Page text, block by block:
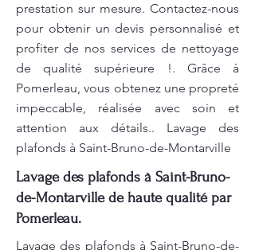
prestation sur mesure. Contactez-nous
pour obtenir un devis personnalisé et
profiter de nos services de nettoyage
de qualité supérieure !. Grâce à
Pomerleau, vous obtenez une propreté
impeccable, réalisée avec soin et
attention aux détails.. Lavage des
plafonds à Saint-Bruno-de-Montarville
Lavage des plafonds à Saint-Bruno-
de-Montarville de haute qualité par
Pomerleau.
Lavage des plafonds à Saint-Bruno-de-